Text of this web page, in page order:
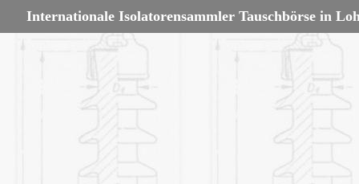
Internationale Isolatorensammler Tauschbörse in